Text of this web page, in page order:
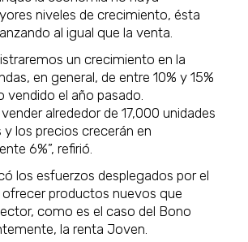
niveles de crecimiento, ésta
al igual que la venta.
un crecimiento en la
en general, de entre 10% y 15%
vendido el año pasado.
alrededor de 17,000 unidades
los precios crecerán en
6%”, refirió.
los esfuerzos desplegados por el
ofrecer productos nuevos que
como es el caso del Bono
la renta Joven.